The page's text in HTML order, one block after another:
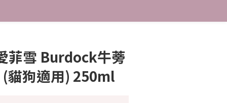
菲雪 Burdock牛蒡
貓狗適用) 250ml